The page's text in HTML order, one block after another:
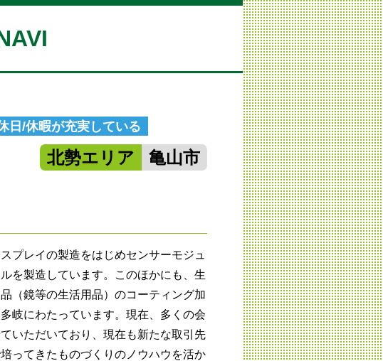
日/休暇が充実している
北勢エリア 亀山市
プレイの製造をはじめセンサーモジュ
を製造しています。このほかにも、生
（鏡等の生活用品）のコーティング加
岐にわたっています。現在、多くの会
いただいており、現在も新たな取引先
ってきたものづくりのノウハウを活か